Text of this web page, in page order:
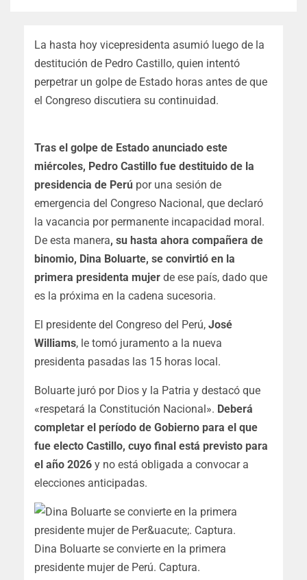
La hasta hoy vicepresidenta asumió luego de la
destitución de Pedro Castillo, quien intentó
perpetrar un golpe de Estado horas antes de que
el Congreso discutiera su continuidad.
Tras el golpe de Estado anunciado este
miércoles, Pedro Castillo fue destituido de la
presidencia de Perú por una sesión de
emergencia del Congreso Nacional, que declaró
la vacancia por permanente incapacidad moral.
De esta manera, su hasta ahora compañera de
binomio, Dina Boluarte, se convirtió en la
primera presidenta mujer de ese país, dado que
es la próxima en la cadena sucesoria.
El presidente del Congreso del Perú, José
Williams, le tomó juramento a la nueva
presidenta pasadas las 15 horas local.
Boluarte juró por Dios y la Patria y destacó que
«respetará la Constitución Nacional». Deberá
completar el período de Gobierno para el que
fue electo Castillo, cuyo final está previsto para
el año 2026 y no está obligada a convocar a
elecciones anticipadas.
Dina Boluarte se convierte en la primera
presidente mujer de Perú. Captura.